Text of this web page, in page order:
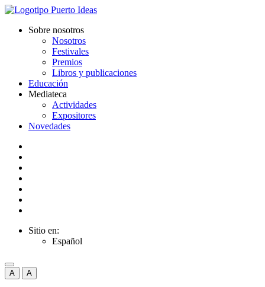
Sobre nosotros
Nosotros
Festivales
Premios
Libros y publicaciones
Educación
Mediateca
Actividades
Expositores
Novedades
Sitio en:
Español
A A